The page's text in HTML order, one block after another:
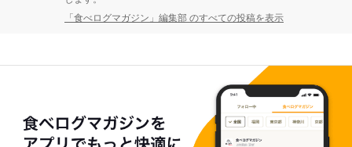
「食べログマガジン」編集部 のすべての投稿を表示